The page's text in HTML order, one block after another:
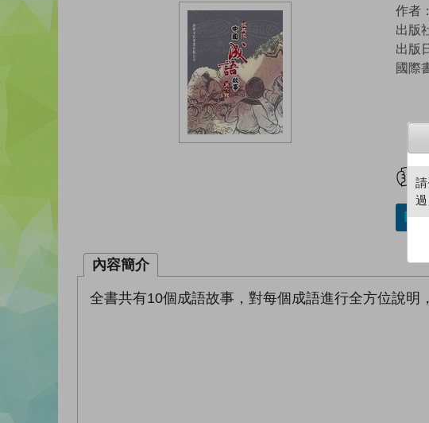
作者：
出版
出版
國際
內容簡介
全書共有10個成語故事，對每個成語進行全方位說明
過